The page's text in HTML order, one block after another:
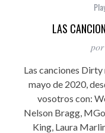
LAS
por
Las canciones Dirty
mayo de 2020,
vosotros con:
Nelson Bragg,
King, Laura